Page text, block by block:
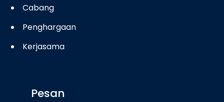
Cabang
Penghargaan
Kerjasama
Pesan